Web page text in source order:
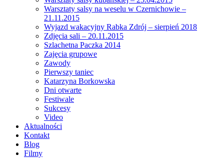
Warsztaty salsy na weselu w Czernichowie –
21.11.2015
Wyjazd wakacyjny Rabka Zdrój – sierpień 2018
Zdjęcia sali – 20.11.2015
Szlachetna Paczka 2014
Zajęcia grupowe
Zawody
Pierwszy taniec
Katarzyna Borkowska
Dni otwarte
Festiwale
Sukcesy
Video
Aktualności
Kontakt
Blog
Filmy